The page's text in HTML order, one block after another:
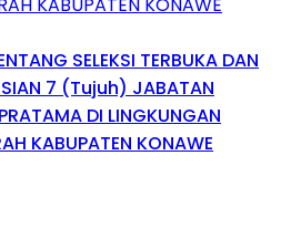
SELEKSI TERBUKA DAN
7 (Tujuh) JABATAN
DI LINGKUNGAN
KABUPATEN KONAWE